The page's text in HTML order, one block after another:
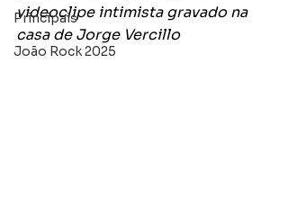
Principais
João Rock 2025
videoclipe intimista gravado na
casa de Jorge Vercillo